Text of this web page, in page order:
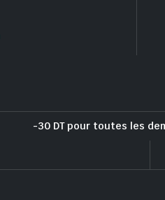
-30 DT pour toutes les